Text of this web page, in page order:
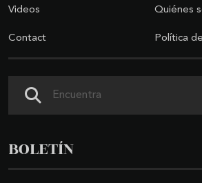
Videos Quiénes
Contact Política
BOLETÍN